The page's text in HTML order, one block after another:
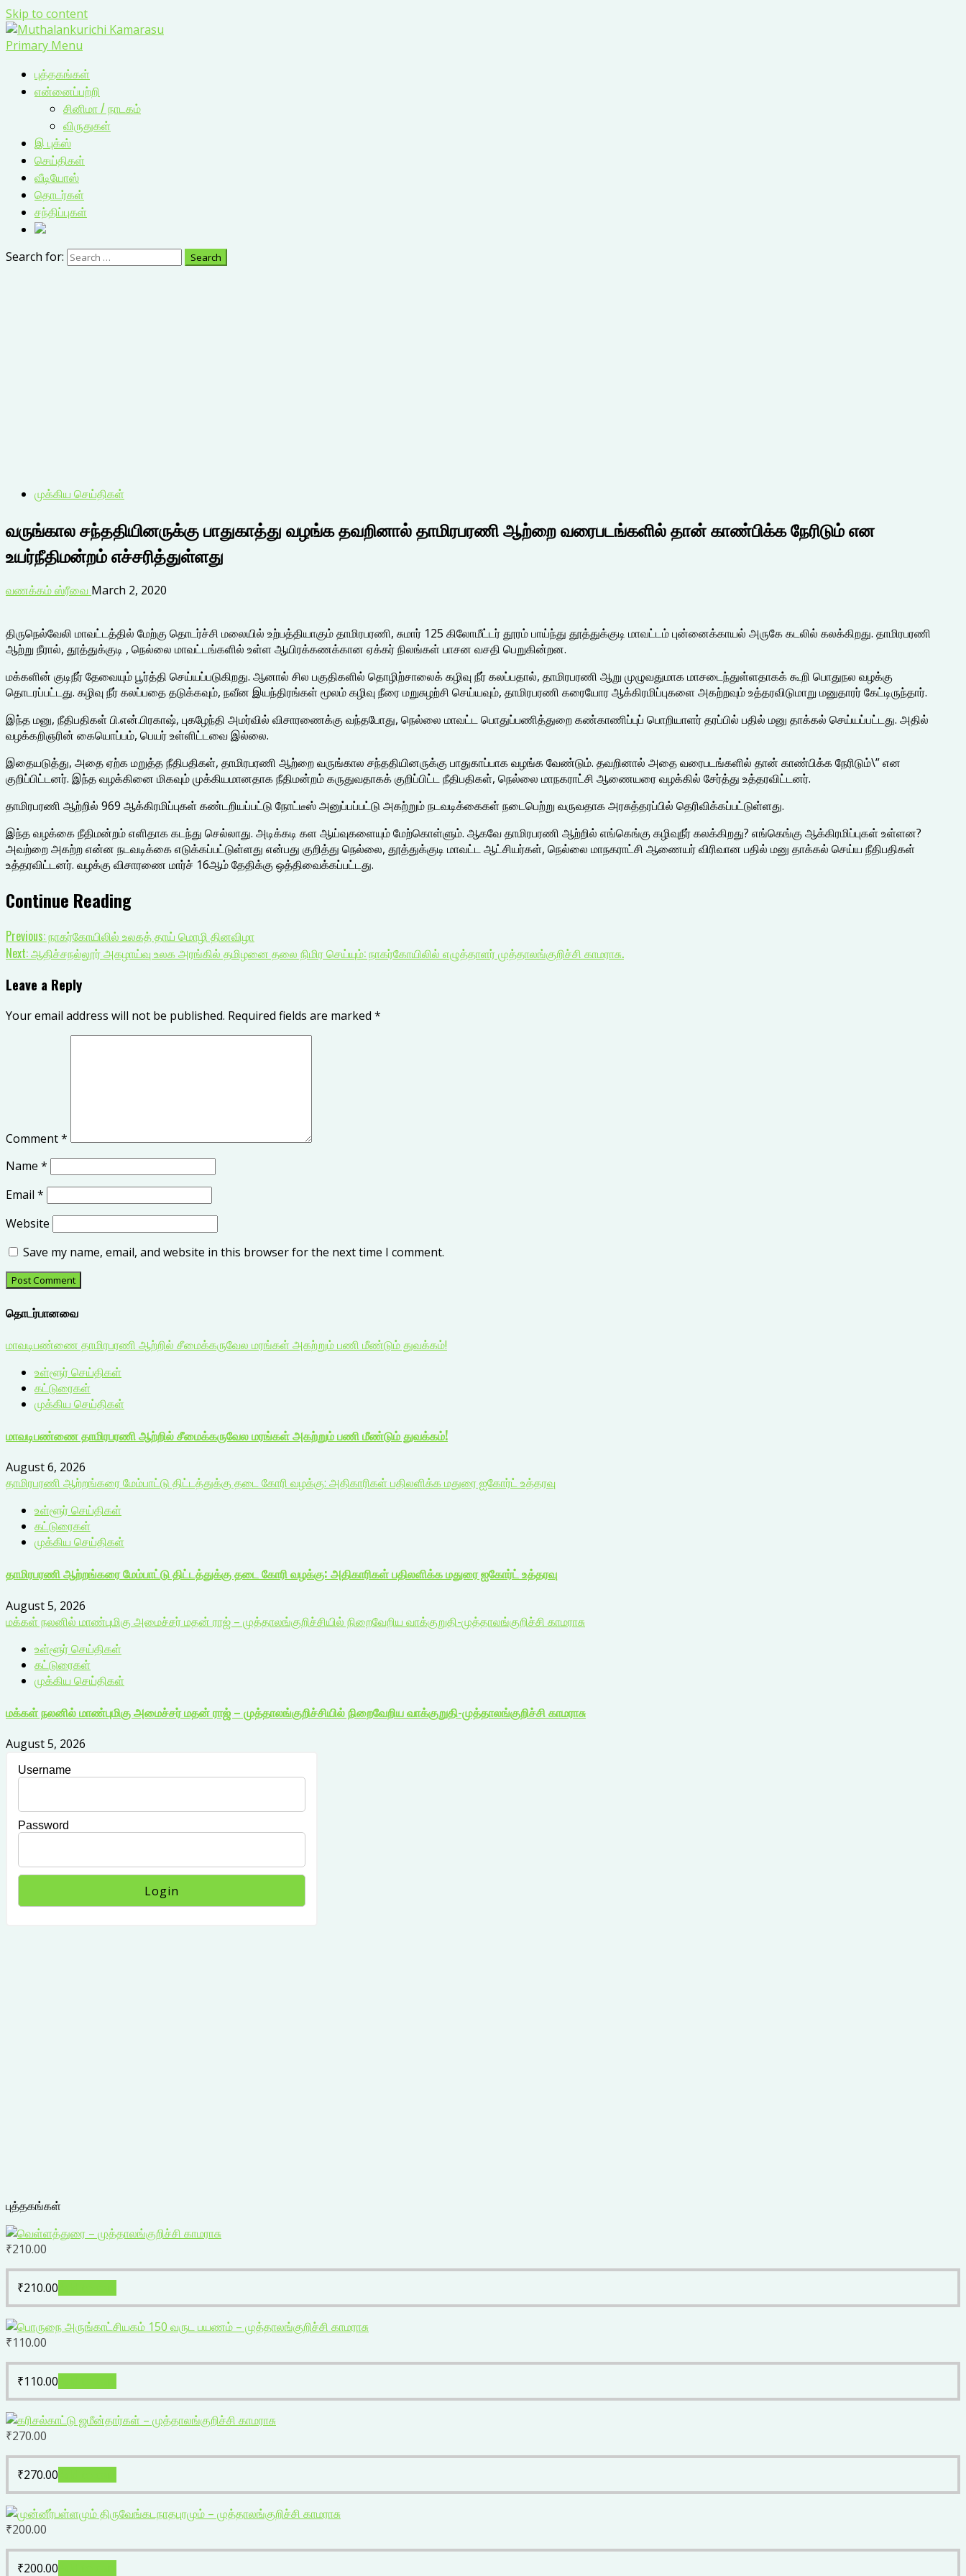
Skip to content
Primary Menu
புத்தகங்கள்
என்னைப்பற்றி
சினிமா / நாடகம்
விருதுகள்
இ புக்ஸ்
செய்திகள்
வீடியோஸ்
தொடர்கள்
சந்திப்புகள்
Search for:
முக்கிய செய்திகள்
வருங்கால சந்ததியினருக்கு பாதுகாத்து வழங்க தவறினால் தாமிரபரணி ஆற்றை வரைபடங்களில் தான் காண்பிக்க நேரிடும் என
உயர்நீதிமன்றம் எச்சரித்துள்ளது
வணக்கம் ஸ்ரீவை March 2, 2020
திருநெல்வேலி மாவட்டத்தில் மேற்கு தொடர்ச்சி மலையில் உற்பத்தியாகும் தாமிரபரணி, சுமார் 125 கிலோமீட்டர் தூரம் பாய்ந்து தூத்துக்குடி மாவட்டம் புன்னைக்காயல் அருகே கடலில் கலக்கிறது. தாமிரபரணி
ஆற்று நீரால், தூத்துக்குடி , நெல்லை மாவட்டங்களில் உள்ள ஆயிரக்கணக்கான ஏக்கர் நிலங்கள் பாசன வசதி பெறுகின்றன.
மக்களின் குடிநீர் தேவையும் பூர்த்தி செய்யப்படுகிறது. ஆனால் சில பகுதிகளில் தொழிற்சாலைக் கழிவு நீர் கலப்பதால், தாமிரபரணி ஆறு முழுவதுமாக மாசடைந்துள்ளதாகக் கூறி பொதுநல வழக்கு
தொடரப்பட்டது. கழிவு நீர் கலப்பதை தடுக்கவும், நவீன இயந்திரங்கள் மூலம் கழிவு நீரை மறுசுழற்சி செய்யவும், தாமிரபரணி கரையோர ஆக்கிரமிப்புகளை அகற்றவும் உத்தரவிடுமாறு மனுதாரர் கேட்டிருந்தார்.
இந்த மனு, நீதிபதிகள் பி.என்.பிரகாஷ், புகழேந்தி அமர்வில் விசாரணைக்கு வந்தபோது, நெல்லை மாவட்ட பொதுப்பணித்துறை கண்காணிப்புப் பொறியாளர் தரப்பில் பதில் மனு தாக்கல் செய்யப்பட்டது. அதில்
வழக்கறிஞரின் கையொப்பம், பெயர் உள்ளிட்டவை இல்லை.
இதையடுத்து, அதை ஏற்க மறுத்த நீதிபதிகள், தாமிரபரணி ஆற்றை வருங்கால சந்ததியினருக்கு பாதுகாப்பாக வழங்க வேண்டும். தவறினால் அதை வரைபடங்களில் தான் காண்பிக்க நேரிடும்\” என
குறிப்பிட்டனர். இந்த வழக்கினை மிகவும் முக்கியமானதாக நீதிமன்றம் கருதுவதாகக் குறிப்பிட்ட நீதிபதிகள், நெல்லை மாநகராட்சி ஆணையரை வழக்கில் சேர்த்து உத்தரவிட்டனர்.
தாமிரபரணி ஆற்றில் 969 ஆக்கிரமிப்புகள் கண்டறியப்பட்டு நோட்டீஸ் அனுப்பப்பட்டு அகற்றும் நடவடிக்கைகள் நடைபெற்று வருவதாக அரசுத்தரப்பில் தெரிவிக்கப்பட்டுள்ளது.
இந்த வழக்கை நீதிமன்றம் எளிதாக கடந்து செல்லாது. அடிக்கடி கள ஆய்வுகளையும் மேற்கொள்ளும். ஆகவே தாமிரபரணி ஆற்றில் எங்கெங்கு கழிவுநீர் கலக்கிறது? எங்கெங்கு ஆக்கிரமிப்புகள் உள்ளன?
அவற்றை அகற்ற என்ன நடவடிக்கை எடுக்கப்பட்டுள்ளது என்பது குறித்து நெல்லை, தூத்துக்குடி மாவட்ட ஆட்சியர்கள், நெல்லை மாநகராட்சி ஆணையர் விரிவான பதில் மனு தாக்கல் செய்ய நீதிபதிகள்
உத்தரவிட்டனர். வழக்கு விசாரணை மார்ச் 16ஆம் தேதிக்கு ஒத்திவைக்கப்பட்டது.
Continue Reading
Previous:நாகர்கோயிலில் உலகத் தாய் மொழி தினவிழா
Next:ஆதிச்சநல்லூர் அகழாய்வு உலக அரங்கில் தமிழனை தலை நிமிர செய்யும்: நாகர்கோயிலில் எழுத்தாளர் முத்தாலங்குறிச்சி காமராசு.
Leave a Reply
Your email address will not be published. Required fields are marked *
Comment*
Name *
Email *
Website
Save my name, email, and website in this browser for the next time I comment.
தொடர்பானவை
மாவடிபண்ணை தாமிரபரணி ஆற்றில் சீமைக்கருவேல மரங்கள் அகற்றும் பணி மீண்டும் துவக்கம்!
உள்ளூர் செய்திகள்
கட்டுரைகள்
முக்கிய செய்திகள்
மாவடிபண்ணை தாமிரபரணி ஆற்றில் சீமைக்கருவேல மரங்கள் அகற்றும் பணி மீண்டும் துவக்கம்!
August 6, 2026
தாமிரபரணி ஆற்றங்கரை மேம்பாட்டு திட்டத்துக்கு தடை கோரி வழக்கு: அதிகாரிகள் பதிலளிக்க மதுரை ஐகோர்ட் உத்தரவு
உள்ளூர் செய்திகள்
கட்டுரைகள்
முக்கிய செய்திகள்
தாமிரபரணி ஆற்றங்கரை மேம்பாட்டு திட்டத்துக்கு தடை கோரி வழக்கு: அதிகாரிகள் பதிலளிக்க மதுரை ஐகோர்ட் உத்தரவு
August 5, 2026
மக்கள் நலனில் மாண்புமிகு அமைச்சர் மதன் ராஜ் – முத்தாலங்குறிச்சியில் நிறைவேறிய வாக்குறுதி-முத்தாலங்குறிச்சி காமராசு
உள்ளூர் செய்திகள்
கட்டுரைகள்
முக்கிய செய்திகள்
மக்கள் நலனில் மாண்புமிகு அமைச்சர் மதன் ராஜ் – முத்தாலங்குறிச்சியில் நிறைவேறிய வாக்குறுதி-முத்தாலங்குறிச்சி காமராசு
August 5, 2026
Username
Password
புத்தகங்கள்
₹210.00
₹210.00
₹110.00
₹110.00
₹270.00
₹270.00
₹200.00
₹200.00